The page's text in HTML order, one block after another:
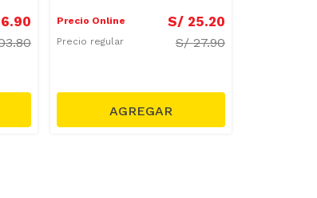
.90 Precio Online S/ 25.20
Precio regular S/27.90